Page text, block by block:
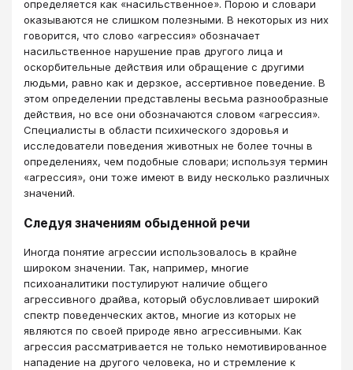
определяется как «насильственное». Порою и словари
оказываются не слишком полезными. В некоторых из них
говорится, что слово «агрессия» обозначает
насильственное нарушение прав другого лица и
оскорбительные действия или обращение с другими
людьми, равно как и дерзкое, ассертивное поведение. В
этом определении представлены весьма разнообразные
действия, но все они обозначаются словом «агрессия».
Специалисты в области психического здоровья и
исследователи поведения животных не более точны в
определениях, чем подобные словари; используя термин
«агрессия», они тоже имеют в виду несколько различных
значений.
Следуя значениям обыденной речи
Иногда понятие агрессии использовалось в крайне
широком значении. Так, например, многие
психоаналитики постулируют наличие общего
агрессивного драйва, который обусловливает широкий
спектр поведенческих актов, многие из которых не
являются по своей природе явно агрессивными. Как
агрессия рассматривается не только немотивированное
нападение на другого человека, но и стремление к